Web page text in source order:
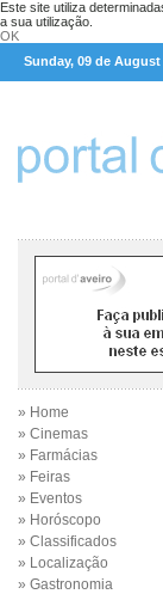
Este site utiliza
a sua utilização.
OK
Sunday, 09 de August
» Home
» Cinemas
» Farmácias
» Feiras
» Eventos
» Horóscopo
» Classificados
» Localização
» Gastronomia